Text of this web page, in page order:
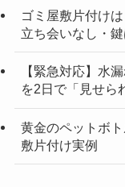
ゴミ屋敷片付け
立ち会いなし・
【緊急対応】水
を2日で「見せら
黄金のペットボ
敷片付け実例